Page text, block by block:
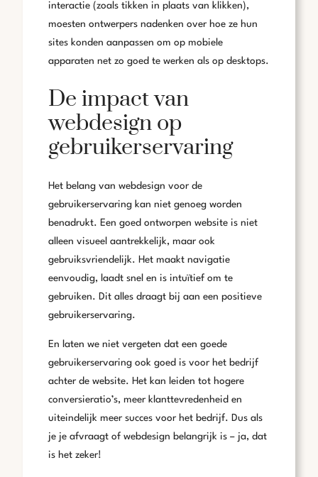
interactie (zoals tikken in plaats van klikken),
moesten ontwerpers nadenken over hoe ze hun
sites konden aanpassen om op mobiele
apparaten net zo goed te werken als op desktops.
De impact van
webdesign op
gebruikerservaring
Het belang van webdesign voor de
gebruikerservaring kan niet genoeg worden
benadrukt. Een goed ontworpen website is niet
alleen visueel aantrekkelijk, maar ook
gebruiksvriendelijk. Het maakt navigatie
eenvoudig, laadt snel en is intuïtief om te
gebruiken. Dit alles draagt bij aan een positieve
gebruikerservaring.
En laten we niet vergeten dat een goede
gebruikerservaring ook goed is voor het bedrijf
achter de website. Het kan leiden tot hogere
conversieratio’s, meer klanttevredenheid en
uiteindelijk meer succes voor het bedrijf. Dus als
je je afvraagt of webdesign belangrijk is – ja, dat
is het zeker!